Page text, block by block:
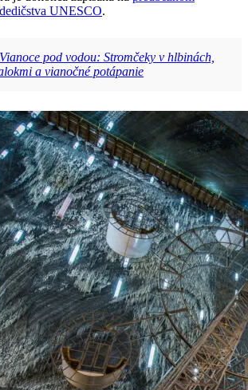
UNESCO.
Vianoce pod vodou: Stromčeky v hlbinách,
a vianočné potápanie